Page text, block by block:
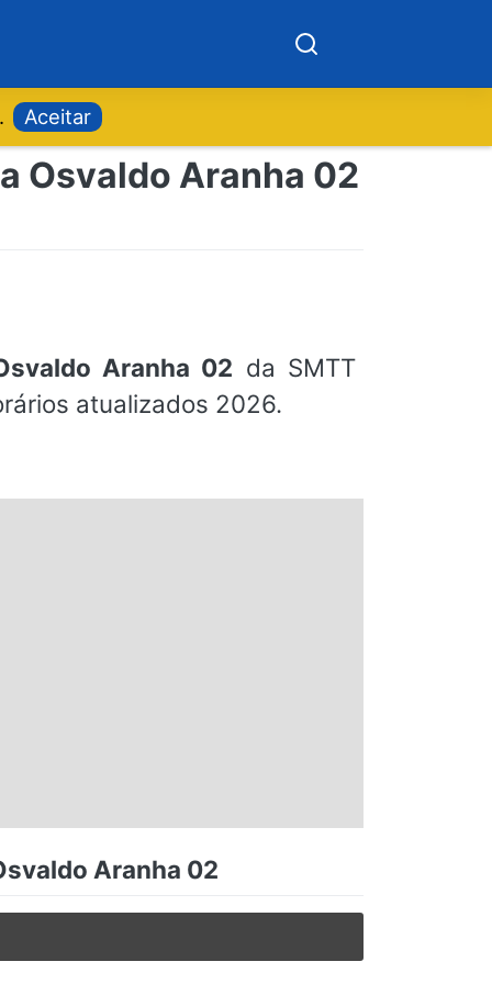
. Aceitar
Osvaldo Aranha 02
Aranha 02 da SMTT
atualizados 2026.
Aranha 02